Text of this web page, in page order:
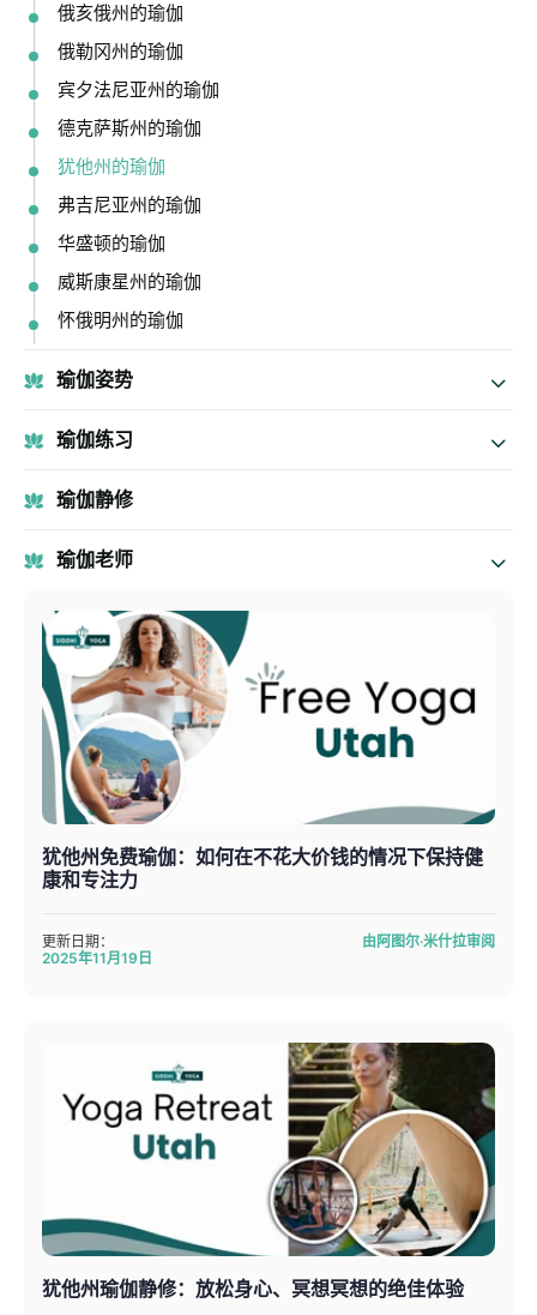
俄亥俄州的瑜伽
俄勒冈州的瑜伽
宾夕法尼亚州的瑜伽
德克萨斯州的瑜伽
犹他州的瑜伽
弗吉尼亚州的瑜伽
华盛顿的瑜伽
威斯康星州的瑜伽
怀俄明州的瑜伽
瑜伽姿势
瑜伽练习
瑜伽静修
瑜伽老师
犹他州免费瑜伽：如何在不花大价钱的情况下保持健
康和专注力
更新日期：
2025年11月19日
由阿图尔·米什拉审阅
犹他州瑜伽静修：放松身心、冥想冥想的绝佳体验